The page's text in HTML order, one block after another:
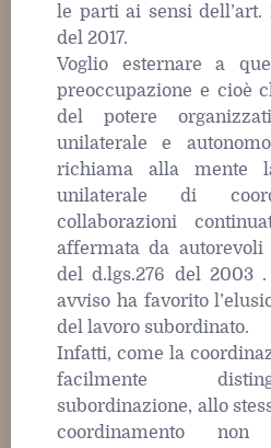
le parti ai sensi dell’art.
del 2017.
Voglio esternare a
preoccupazione e cioè
del potere
unilaterale e
richiama alla mente
unilaterale di
collaborazioni
affermata da
del d.lgs.276 del 2003
avviso ha favorito
del lavoro subordinato.
Infatti, come la
facilmente
subordinazione, allo
coordinamento